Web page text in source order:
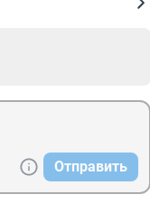
Отправить